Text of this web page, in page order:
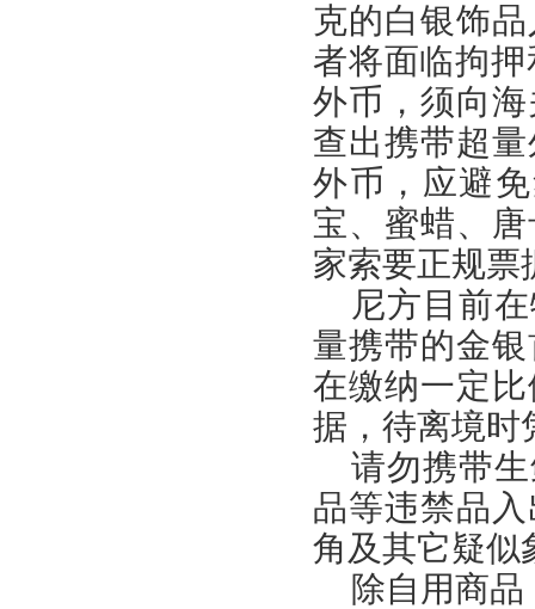
克的白银饰
者将面临拘
外币，须向
查出携带超
外币，应避
宝、蜜蜡、
家索要正规票
尼方目前
量携带的金
在缴纳一定
据，待离境时
请勿携带
品等违禁品
角及其它疑似
除自用商